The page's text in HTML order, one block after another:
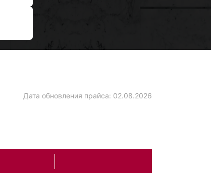
Дата обновления прайса: 02.08.2026